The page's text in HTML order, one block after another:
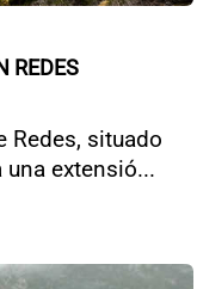
REDES
Redes, situado
una extensió...